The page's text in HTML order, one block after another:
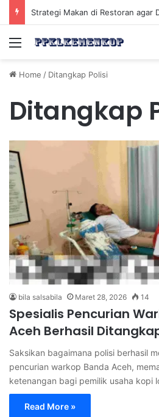
Menu
Home / Ditangkap Polisi
Ditangkap
bila salsabila Maret 28, 2026 14
Spesialis Pencurian
Aceh Berhasil
Saksikan bagaimana polisi berhasil
pencurian warkop Banda Aceh,
ketenangan bagi pemilik usaha kopi
Read More »